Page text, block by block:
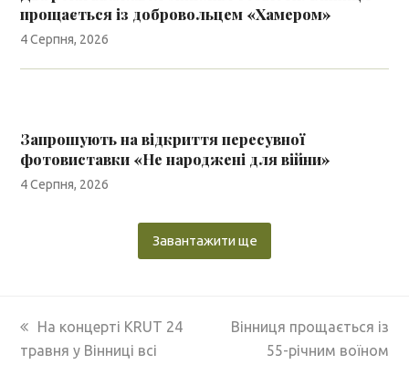
прощається із добровольцем «Хамером»
4 Серпня, 2026
Запрошують на відкриття пересувної
фотовиставки «Не народжені для війни»
4 Серпня, 2026
Завантажити ще
previous
post:
На концерті KRUT 24
травня у Вінниці всі
next
Вінниця прощається із
55-річним воїном